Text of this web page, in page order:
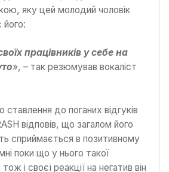
яку цей молодий чоловік
його:
працівників у себе на
», – так резюмував вокаліст
до поганих відгуків
відповів, що загалом його
сприймається в позитивному
поки що у нього такої
і своєї реакції на негатив він